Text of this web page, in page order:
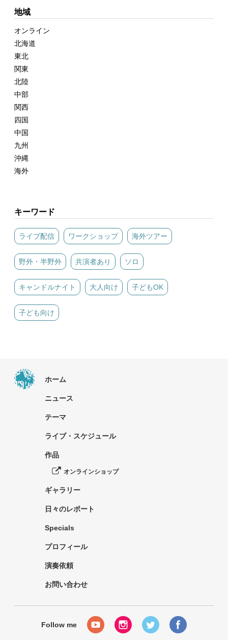
地域
オンライン
北海道
東北
関東
北陸
中部
関西
四国
中国
九州
沖縄
海外
キーワード
ライブ配信 ワークショップ 海外ツアー
野外・半野外 共演者あり ソロ
キャンドルナイト 大人向け 子どもOK
子ども向け
ホーム
ニュース
テーマ
ライブ・スケジュール
作品
オンラインショップ
ギャラリー
日々のレポート
Specials
プロフィール
演奏依頼
お問い合わせ